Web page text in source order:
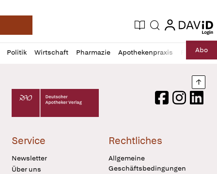
Deutsche Apotheker Zeitung
Aktuelle Ausgabe
Suche login
login
Politik Wirtschaft Pharmazie Apothekenpraxis RechtAbo
Profil
öffnen
Daz
Pur
Deutscher Apotheker Verlag Logo
FacebookInstagram
Service
Newsletter
Über uns
Rechtliches
Allgemeine
Geschäftsbedingungen